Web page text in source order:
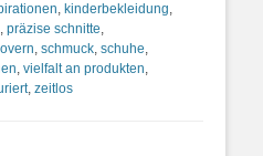
, kinderbekleidung,
, präzise schnitte,
, schmuck, schuhe,
, vielfalt an produkten,
, zeitlos